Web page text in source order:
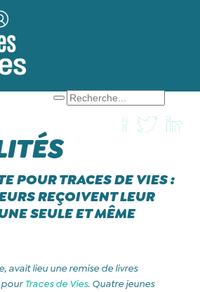
POUR TRACES DE VIES :
REÇOIVENT LEUR
SEULE ET MÊME
avait lieu une remise de livres
pourTraces de Vies. Quatre jeunes